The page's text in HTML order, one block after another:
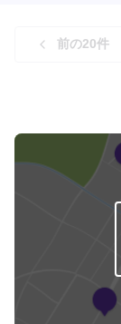
前の20件